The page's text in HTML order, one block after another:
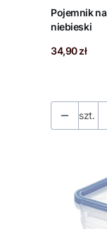
Pojemnik
niebieski
Cena
34,90 zł
szt.